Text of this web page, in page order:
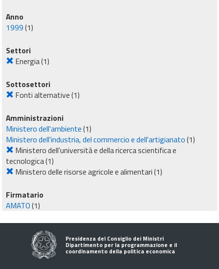
Anno
1999(1)
Settori
Energia(1)
Sottosettori
Fonti alternative(1)
Amministrazioni
Ministero dell'ambiente(1)
Ministero dell'industria, del commercio e dell'artigianato(1)
Ministero dell'università e della ricerca scientifica e
tecnologica(1)
Ministero delle risorse agricole e alimentari(1)
Firmatario
AMATO(1)
Presidenza del Consiglio dei Ministri
Dipartimento per la programmazione e il
coordinamento della politica economica